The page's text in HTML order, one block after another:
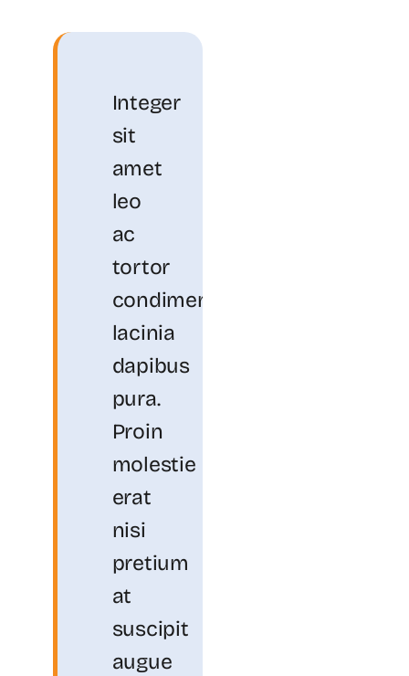
Integer
sit
amet
leo
ac
tortor
condimentum
lacinia
dapibus
pura.
Proin
molestie
erat
nisi
pretium
at
suscipit
augue